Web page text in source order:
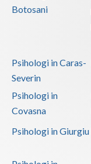
Botosani
Psihologi in Caras-
Severin
Psihologi in
Covasna
Psihologi in Giurgiu